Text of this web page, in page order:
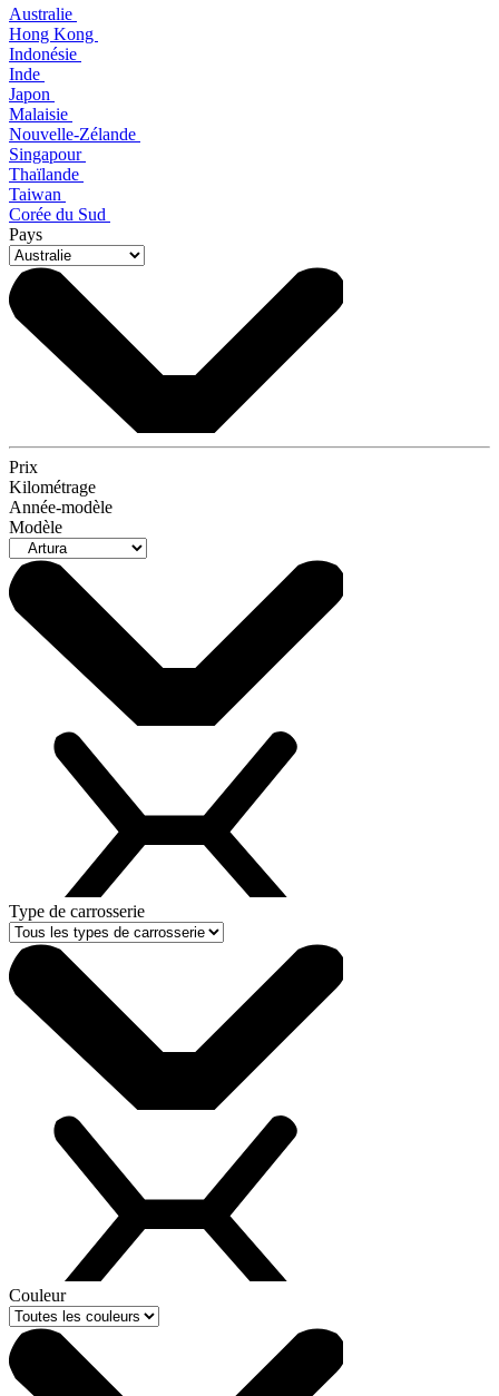
Australie
Hong Kong
Indonésie
Inde
Japon
Malaisie
Nouvelle-Zélande
Singapour
Thaïlande
Taiwan
Corée du Sud
Pays
Prix
Kilométrage
Année-modèle
Modèle
Type de carrosserie
Couleur